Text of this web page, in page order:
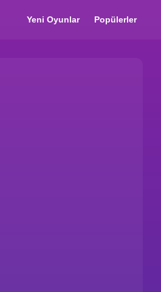
Yeni Oyunlar Popülerler